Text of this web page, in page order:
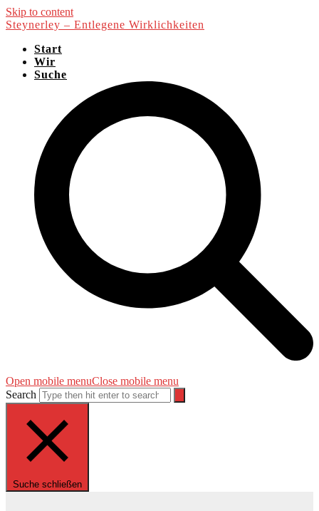
Skip to content
Steynerley – Entlegene Wirklichkeiten
Start
Wir
Suche
Open mobile menuClose mobile menu
Search
Suche schließen